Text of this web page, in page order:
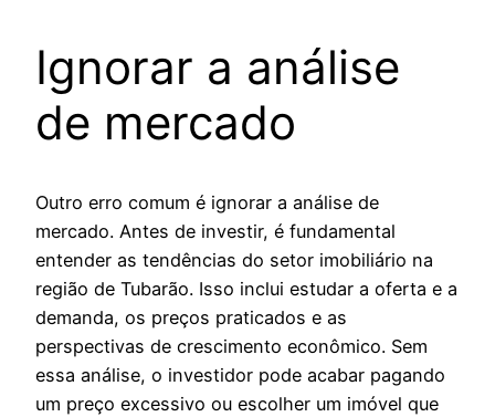
Ignorar a análise
de mercado
Outro erro comum é ignorar a análise de
mercado. Antes de investir, é fundamental
entender as tendências do setor imobiliário na
região de Tubarão. Isso inclui estudar a oferta e a
demanda, os preços praticados e as
perspectivas de crescimento econômico. Sem
essa análise, o investidor pode acabar pagando
um preço excessivo ou escolher um imóvel que